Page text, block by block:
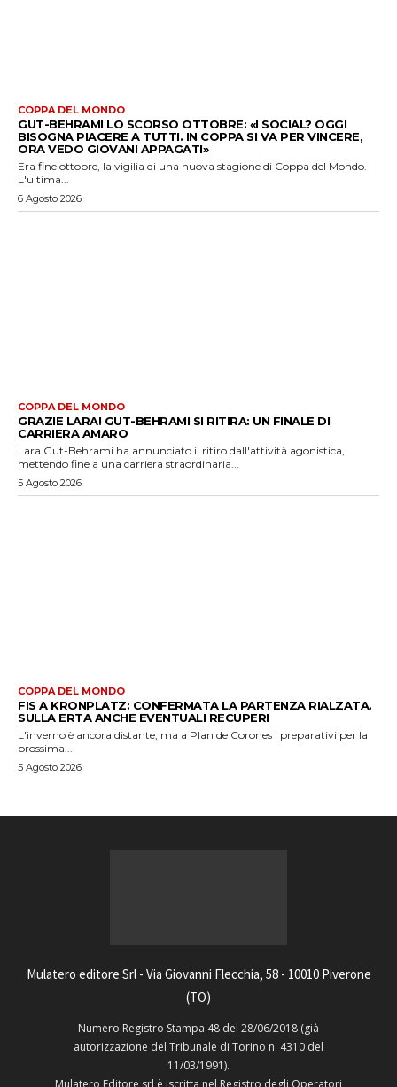
COPPA DEL MONDO
GUT-BEHRAMI LO SCORSO OTTOBRE: «I SOCIAL? OGGI
BISOGNA PIACERE A TUTTI. IN COPPA SI VA PER VINCERE,
ORA VEDO GIOVANI APPAGATI»
Era fine ottobre, la vigilia di una nuova stagione di Coppa del Mondo.
L'ultima...
6 Agosto 2026
COPPA DEL MONDO
GRAZIE LARA! GUT-BEHRAMI SI RITIRA: UN FINALE DI
CARRIERA AMARO
Lara Gut-Behrami ha annunciato il ritiro dall'attività agonistica,
mettendo fine a una carriera straordinaria...
5 Agosto 2026
COPPA DEL MONDO
FIS A KRONPLATZ: CONFERMATA LA PARTENZA RIALZATA.
SULLA ERTA ANCHE EVENTUALI RECUPERI
L'inverno è ancora distante, ma a Plan de Corones i preparativi per la
prossima...
5 Agosto 2026
Mulatero editore Srl - Via Giovanni Flecchia, 58 - 10010 Piverone
(TO)
Numero Registro Stampa 48 del 28/06/2018 (già
autorizzazione del Tribunale di Torino n. 4310 del
11/03/1991).